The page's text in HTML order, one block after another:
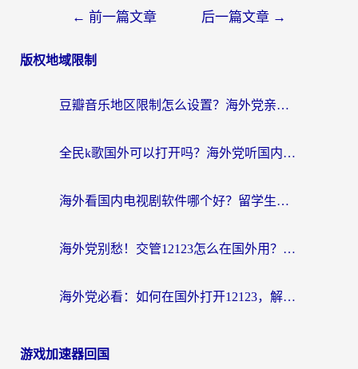
← 前一篇文章 后一篇文章 →
版权地域限制
豆瓣音乐地区限制怎么设置？海外党亲测有效的回国加速方案来了
全民k歌国外可以打开吗？海外党听国内音乐听书的实用指南
海外看国内电视剧软件哪个好？留学生亲测有效的追剧加速方案
海外党别愁！交管12123怎么在国外用？一篇搞定回国资源访问难题
海外党必看：如何在国外打开12123，解决小程序登录难题
游戏加速器回国